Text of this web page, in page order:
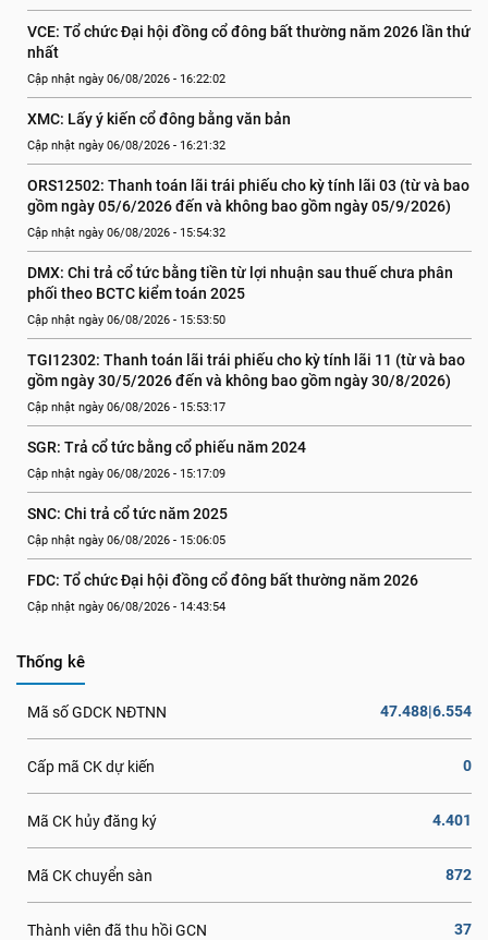
VCE: Tổ chức Đại hội đồng cổ đông bất thường năm 2026 lần thứ
nhất
Cập nhật ngày 06/08/2026 - 16:22:02
XMC: Lấy ý kiến cổ đông bằng văn bản
Cập nhật ngày 06/08/2026 - 16:21:32
ORS12502: Thanh toán lãi trái phiếu cho kỳ tính lãi 03 (từ và bao
gồm ngày 05/6/2026 đến và không bao gồm ngày 05/9/2026)
Cập nhật ngày 06/08/2026 - 15:54:32
DMX: Chi trả cổ tức bằng tiền từ lợi nhuận sau thuế chưa phân
phối theo BCTC kiểm toán 2025
Cập nhật ngày 06/08/2026 - 15:53:50
TGI12302: Thanh toán lãi trái phiếu cho kỳ tính lãi 11 (từ và bao
gồm ngày 30/5/2026 đến và không bao gồm ngày 30/8/2026)
Cập nhật ngày 06/08/2026 - 15:53:17
SGR: Trả cổ tức bằng cổ phiếu năm 2024
Cập nhật ngày 06/08/2026 - 15:17:09
SNC: Chi trả cổ tức năm 2025
Cập nhật ngày 06/08/2026 - 15:06:05
FDC: Tổ chức Đại hội đồng cổ đông bất thường năm 2026
Cập nhật ngày 06/08/2026 - 14:43:54
Thống kê
Mã số GDCK NĐTNN 47.488|6.554
Cấp mã CK dự kiến 0
Mã CK hủy đăng ký 4.401
Mã CK chuyển sàn 872
Thành viên đã thu hồi GCN 37